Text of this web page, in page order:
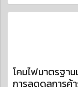
โคมไฟมาตรฐาน
การลดดุลการค้า